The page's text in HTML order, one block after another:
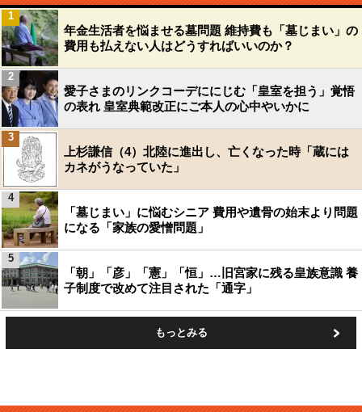
年金生活者を悩ませる墓問題 維持費も「墓じまい」の
費用も払えない人はどうすればいいのか？
1
愛子さまのリンクコーデににじむ「皇室を担う」覚悟
の表れ 皇室典範改正にご本人の心中やいかに
2
上杉謙信（4）北陸に進出し、亡くなった時「蔵には
カネがうなっていた」
3
「墓じまい」に悩むシニア 費用や遺骨の始末より問題
になる「家族の愛憎問題」
4
「朝」「彦」「憲」「恒」…旧宮家に残る皇族意識 養
子制度で改めて注目された「通字」
5
もっとみる